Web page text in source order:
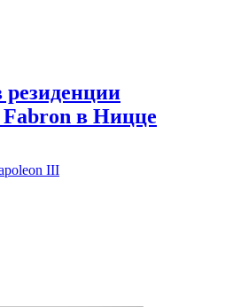
Fabron в Ницце
III